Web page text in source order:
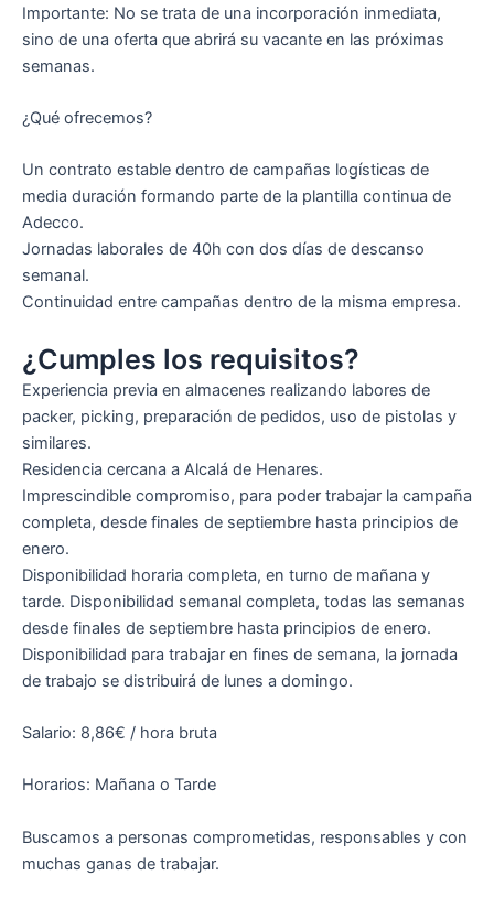
Importante: No se trata de una incorporación inmediata,
sino de una oferta que abrirá su vacante en las próximas
semanas.
¿Qué ofrecemos?
Un contrato estable dentro de campañas logísticas de
media duración formando parte de la plantilla continua de
Adecco.
Jornadas laborales de 40h con dos días de descanso
semanal.
Continuidad entre campañas dentro de la misma empresa.
¿Cumples los requisitos?
Experiencia previa en almacenes realizando labores de
packer, picking, preparación de pedidos, uso de pistolas y
similares.
Residencia cercana a Alcalá de Henares.
Imprescindible compromiso, para poder trabajar la campaña
completa, desde finales de septiembre hasta principios de
enero.
Disponibilidad horaria completa, en turno de mañana y
tarde. Disponibilidad semanal completa, todas las semanas
desde finales de septiembre hasta principios de enero.
Disponibilidad para trabajar en fines de semana, la jornada
de trabajo se distribuirá de lunes a domingo.
Salario: 8,86€ / hora bruta
Horarios: Mañana o Tarde
Buscamos a personas comprometidas, responsables y con
muchas ganas de trabajar.